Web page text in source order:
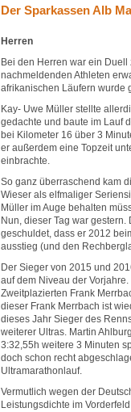
Der Sparkassen Alb
Herren
Bei den Herren war ein
nachmeldenden Athleten
afrikanischen Läufern wurde
Kay- Uwe Müller stellte
gedachte und baute im Lauf
bei Kilometer 16 über 3
er außerdem eine Topzeit
einbrachte.
So ganz überraschend kam
Wieser als elfmaliger
Müller im Auge behalten
Nun, dieser Tag war
geschuldet, dass er 2012
ausstieg (und den
Der Sieger von 2015 und
auf dem Niveau der
Zweitplazierten Frank
dieser Frank Merrbach ist
dieses Jahr Sieger des
weiterer Ultras. Martin
3:32,55h weitere 3 Minuten
doch schon recht
Ultramarathonlauf.
Vermutlich wegen der
Leistungsdichte im